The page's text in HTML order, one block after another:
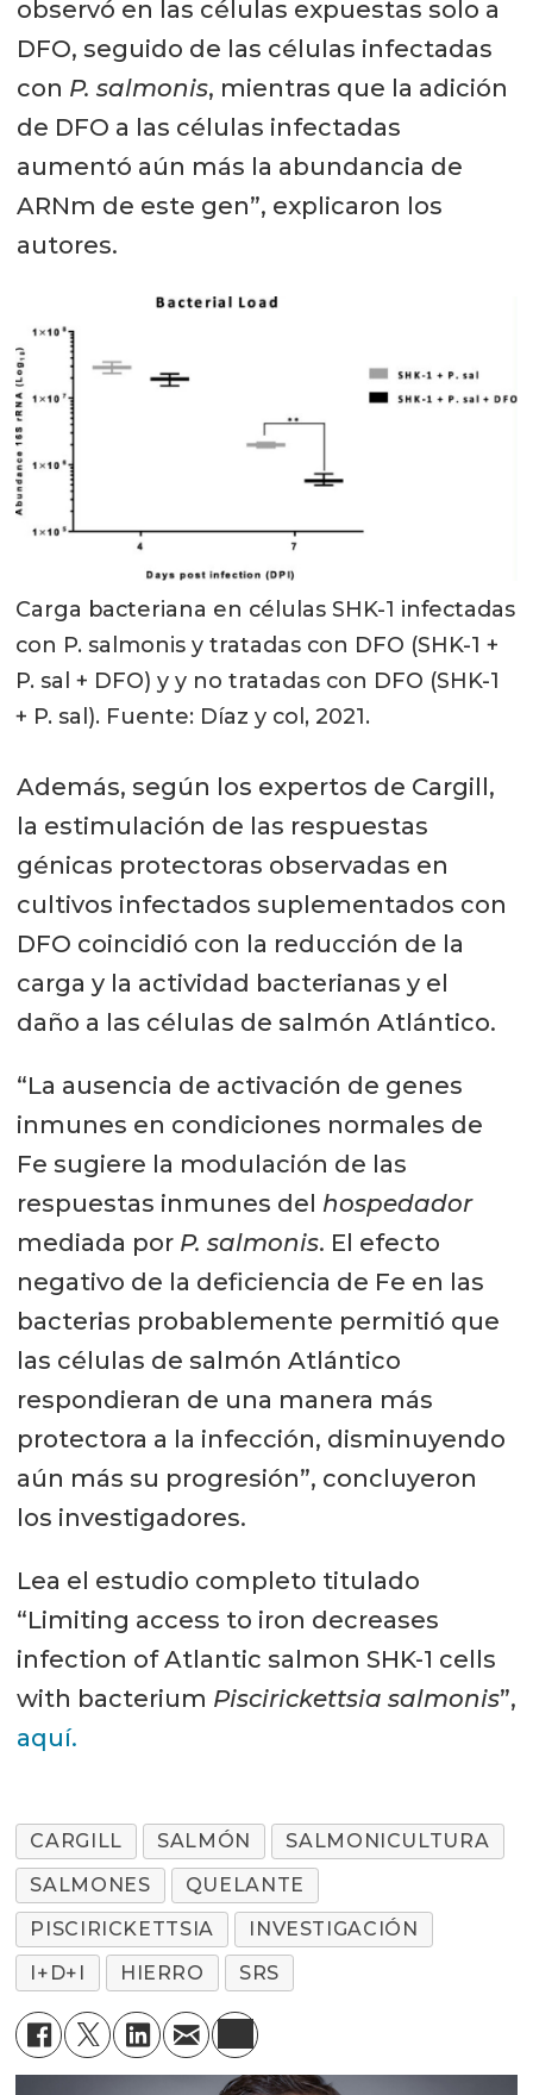
observó en las células expuestas solo a
DFO, seguido de las células infectadas
con P. salmonis, mientras que la adición
de DFO a las células infectadas
aumentó aún más la abundancia de
ARNm de este gen”, explicaron los
autores.
Carga bacteriana en células SHK-1 infectadas
con P. salmonis y tratadas con DFO (SHK-1 +
P. sal + DFO) y y no tratadas con DFO (SHK-1
+ P. sal). Fuente: Díaz y col, 2021.
Además, según los expertos de Cargill,
la estimulación de las respuestas
génicas protectoras observadas en
cultivos infectados suplementados con
DFO coincidió con la reducción de la
carga y la actividad bacterianas y el
daño a las células de salmón Atlántico.
“La ausencia de activación de genes
inmunes en condiciones normales de
Fe sugiere la modulación de las
respuestas inmunes del hospedador
mediada por P. salmonis. El efecto
negativo de la deficiencia de Fe en las
bacterias probablemente permitió que
las células de salmón Atlántico
respondieran de una manera más
protectora a la infección, disminuyendo
aún más su progresión”, concluyeron
los investigadores.
Lea el estudio completo titulado
“Limiting access to iron decreases
infection of Atlantic salmon SHK-1 cells
with bacterium Piscirickettsia salmonis”,
aquí.
CARGILL SALMÓN
SALMONICULTURA
SALMONES
QUELANTE
PISCIRICKETTSIA
INVESTIGACIÓN
I+D+I
HIERRO SRS